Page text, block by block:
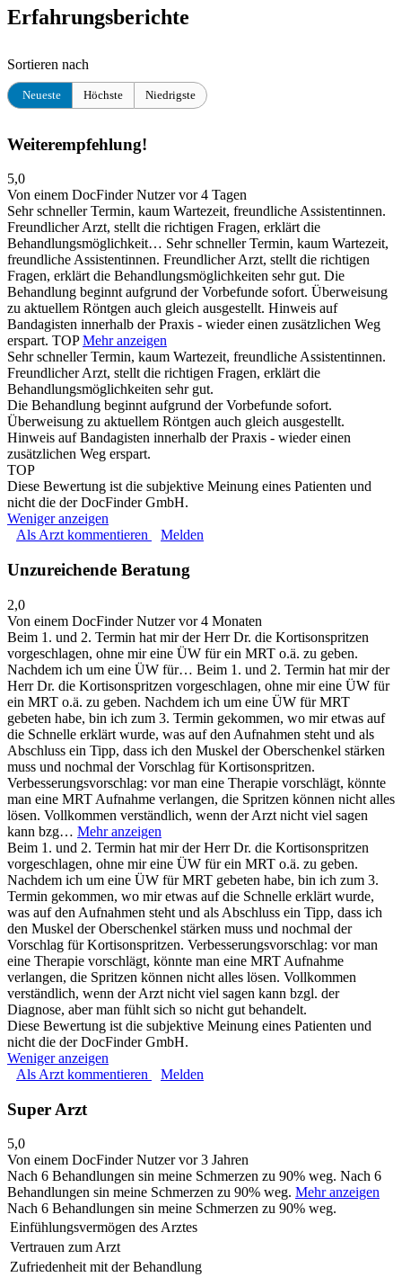
Erfahrungsberichte
Sortieren nach
Neueste Höchste Niedrigste
Weiterempfehlung!
5,0
Von einem DocFinder Nutzervor 4 Tagen
Sehr schneller Termin, kaum Wartezeit, freundliche Assistentinnen.
Freundlicher Arzt, stellt die richtigen Fragen, erklärt die
Behandlungsmöglichkeit… Sehr schneller Termin, kaum Wartezeit,
freundliche Assistentinnen. Freundlicher Arzt, stellt die richtigen
Fragen, erklärt die Behandlungsmöglichkeiten sehr gut. Die
Behandlung beginnt aufgrund der Vorbefunde sofort. Überweisung
zu aktuellem Röntgen auch gleich ausgestellt. Hinweis auf
Bandagisten innerhalb der Praxis - wieder einen zusätzlichen Weg
erspart. TOP Mehr anzeigen
Sehr schneller Termin, kaum Wartezeit, freundliche Assistentinnen.
Freundlicher Arzt, stellt die richtigen Fragen, erklärt die
Behandlungsmöglichkeiten sehr gut.
Die Behandlung beginnt aufgrund der Vorbefunde sofort.
Überweisung zu aktuellem Röntgen auch gleich ausgestellt.
Hinweis auf Bandagisten innerhalb der Praxis - wieder einen
zusätzlichen Weg erspart.
TOP
Diese Bewertung ist die subjektive Meinung eines Patienten und
nicht die der DocFinder GmbH.
Weniger anzeigen
Als Arzt kommentieren
Melden
Unzureichende Beratung
2,0
Von einem DocFinder Nutzervor 4 Monaten
Beim 1. und 2. Termin hat mir der Herr Dr. die Kortisonspritzen
vorgeschlagen, ohne mir eine ÜW für ein MRT o.ä. zu geben.
Nachdem ich um eine ÜW für… Beim 1. und 2. Termin hat mir der
Herr Dr. die Kortisonspritzen vorgeschlagen, ohne mir eine ÜW für
ein MRT o.ä. zu geben. Nachdem ich um eine ÜW für MRT
gebeten habe, bin ich zum 3. Termin gekommen, wo mir etwas auf
die Schnelle erklärt wurde, was auf den Aufnahmen steht und als
Abschluss ein Tipp, dass ich den Muskel der Oberschenkel stärken
muss und nochmal der Vorschlag für Kortisonspritzen.
Verbesserungsvorschlag: vor man eine Therapie vorschlägt, könnte
man eine MRT Aufnahme verlangen, die Spritzen können nicht alles
lösen. Vollkommen verständlich, wenn der Arzt nicht viel sagen
kann bzg… Mehr anzeigen
Beim 1. und 2. Termin hat mir der Herr Dr. die Kortisonspritzen
vorgeschlagen, ohne mir eine ÜW für ein MRT o.ä. zu geben.
Nachdem ich um eine ÜW für MRT gebeten habe, bin ich zum 3.
Termin gekommen, wo mir etwas auf die Schnelle erklärt wurde,
was auf den Aufnahmen steht und als Abschluss ein Tipp, dass ich
den Muskel der Oberschenkel stärken muss und nochmal der
Vorschlag für Kortisonspritzen. Verbesserungsvorschlag: vor man
eine Therapie vorschlägt, könnte man eine MRT Aufnahme
verlangen, die Spritzen können nicht alles lösen. Vollkommen
verständlich, wenn der Arzt nicht viel sagen kann bzgl. der
Diagnose, aber man fühlt sich so nicht gut behandelt.
Diese Bewertung ist die subjektive Meinung eines Patienten und
nicht die der DocFinder GmbH.
Weniger anzeigen
Als Arzt kommentieren
Melden
Super Arzt
5,0
Von einem DocFinder Nutzervor 3 Jahren
Nach 6 Behandlungen sin meine Schmerzen zu 90% weg. Nach 6
Behandlungen sin meine Schmerzen zu 90% weg. Mehr anzeigen
Nach 6 Behandlungen sin meine Schmerzen zu 90% weg.
Einfühlungsvermögen des Arztes
Vertrauen zum Arzt
Zufriedenheit mit der Behandlung